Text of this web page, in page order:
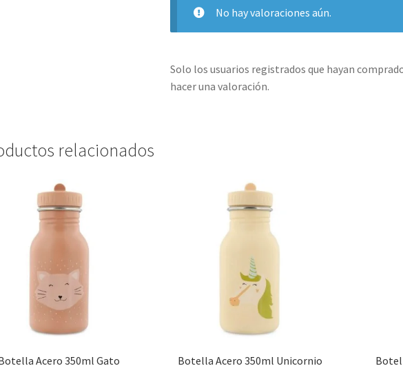
No hay valoraciones aún.
Solo los usuarios registrados que hayan
hacer una valoración.
relacionados
Acero 350ml Gato Botella Acero 350ml Unicornio